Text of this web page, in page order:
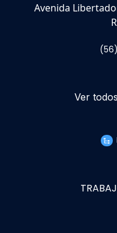
Avenida
Ver